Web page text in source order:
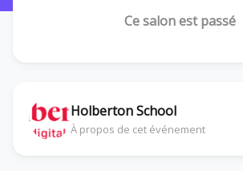
Ce salon est passé
Holberton School
À propos de cet événement